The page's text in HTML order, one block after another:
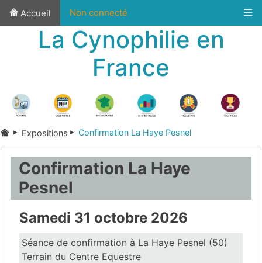
Accueil Non connecté
La Cynophilie en
France
Expositions Confirmation La Haye Pesnel
Confirmation La Haye
Pesnel
Samedi 31 octobre 2026
Séance de confirmation à La Haye Pesnel (50)
Terrain du Centre Equestre